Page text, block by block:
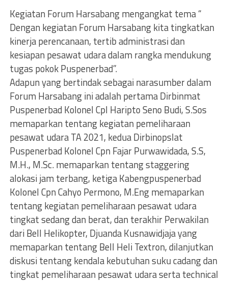
Kegiatan Forum Harsabang mengangkat tema “
Dengan kegiatan Forum Harsabang kita tingkatkan
kinerja perencanaan, tertib administrasi dan
kesiapan pesawat udara dalam rangka mendukung
tugas pokok Puspenerbad”.
Adapun yang bertindak sebagai narasumber dalam
Forum Harsabang ini adalah pertama Dirbinmat
Puspenerbad Kolonel Cpl Haripto Seno Budi, S.Sos
memaparkan tentang kegiatan pemeliharaan
pesawat udara TA 2021, kedua Dirbinopslat
Puspenerbad Kolonel Cpn Fajar Purwawidada, S.S,
M.H., M.Sc. memaparkan tentang staggering
alokasi jam terbang, ketiga Kabengpuspenerbad
Kolonel Cpn Cahyo Permono, M.Eng memaparkan
tentang kegiatan pemeliharaan pesawat udara
tingkat sedang dan berat, dan terakhir Perwakilan
dari Bell Helikopter, Djuanda Kusnawidjaja yang
memaparkan tentang Bell Heli Textron, dilanjutkan
diskusi tentang kendala kebutuhan suku cadang dan
tingkat pemeliharaan pesawat udara serta technical